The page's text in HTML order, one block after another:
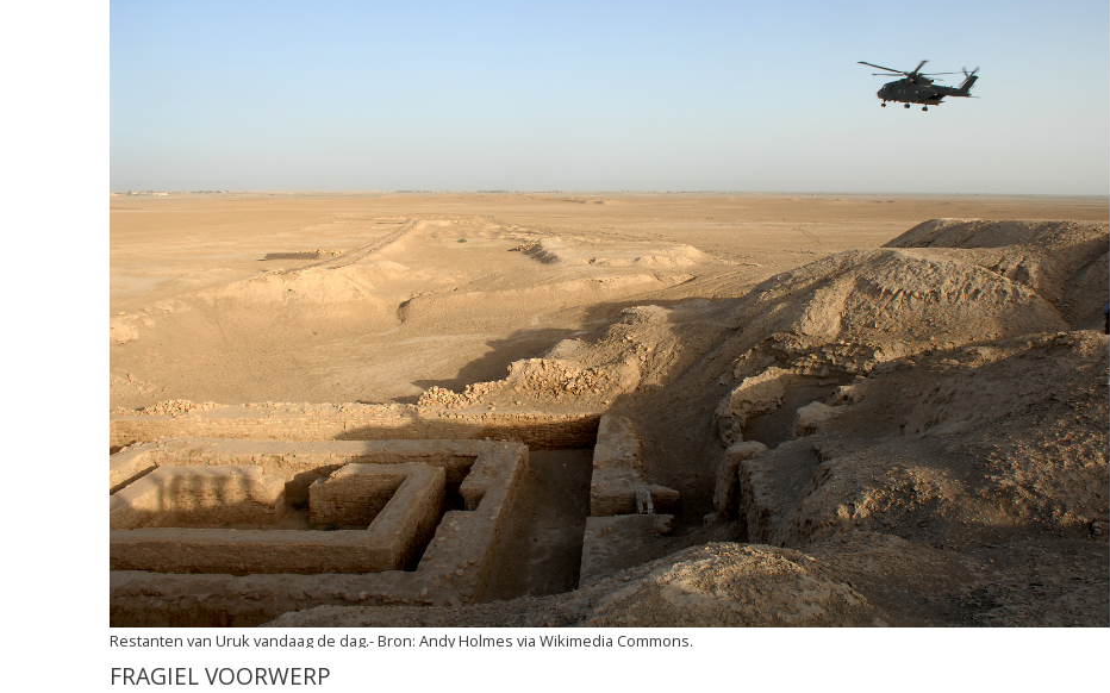
Restanten van Uruk vandaag de dag. Andy Holmes via Wikimedia Commons.
FRAGIEL VOORWERP